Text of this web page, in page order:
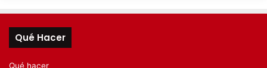
Qué Hacer
Qué hacer